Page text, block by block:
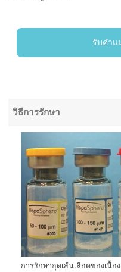
รับคำแ
วิธีการรักษา
การรักษาอุดเส้นเลือดของเนื้อ